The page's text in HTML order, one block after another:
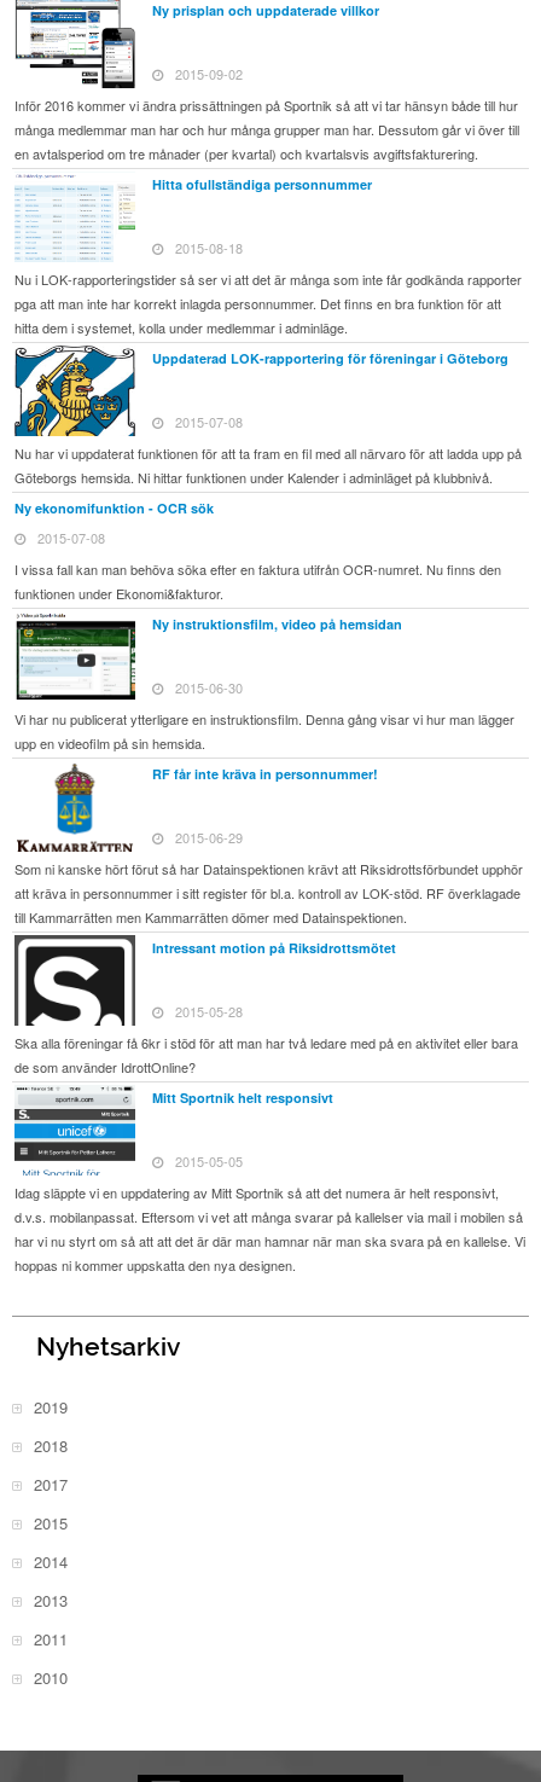
Ny prisplan och uppdaterade villkor
2015-09-02
Inför 2016 kommer vi ändra prissättningen på Sportnik så att vi tar hänsyn både till hur
många medlemmar man har och hur många grupper man har. Dessutom går vi över till
en avtalsperiod om tre månader (per kvartal) och kvartalsvis avgiftsfakturering.
Hitta ofullständiga personnummer
2015-08-18
Nu i LOK-rapporteringstider så ser vi att det är många som inte får godkända rapporter
pga att man inte har korrekt inlagda personnummer. Det finns en bra funktion för att
hitta dem i systemet, kolla under medlemmar i adminläge.
Uppdaterad LOK-rapportering för föreningar i Göteborg
2015-07-08
Nu har vi uppdaterat funktionen för att ta fram en fil med all närvaro för att ladda upp på
Göteborgs hemsida. Ni hittar funktionen under Kalender i adminläget på klubbnivå.
Ny ekonomifunktion - OCR sök
2015-07-08
I vissa fall kan man behöva söka efter en faktura utifrån OCR-numret. Nu finns den
funktionen under Ekonomi&fakturor.
Ny instruktionsfilm, video på hemsidan
2015-06-30
Vi har nu publicerat ytterligare en instruktionsfilm. Denna gång visar vi hur man lägger
upp en videofilm på sin hemsida.
RF får inte kräva in personnummer!
2015-06-29
Som ni kanske hört förut så har Datainspektionen krävt att Riksidrottsförbundet upphör
att kräva in personnummer i sitt register för bl.a. kontroll av LOK-stöd. RF överklagade
till Kammarrätten men Kammarrätten dömer med Datainspektionen.
Intressant motion på Riksidrottsmötet
2015-05-28
Ska alla föreningar få 6kr i stöd för att man har två ledare med på en aktivitet eller bara
de som använder IdrottOnline?
Mitt Sportnik helt responsivt
2015-05-05
Idag släppte vi en uppdatering av Mitt Sportnik så att det numera är helt responsivt,
d.v.s. mobilanpassat. Eftersom vi vet att många svarar på kallelser via mail i mobilen så
har vi nu styrt om så att att det är där man hamnar när man ska svara på en kallelse. Vi
hoppas ni kommer uppskatta den nya designen.
Nyhetsarkiv
2019
2018
2017
2015
2014
2013
2011
2010